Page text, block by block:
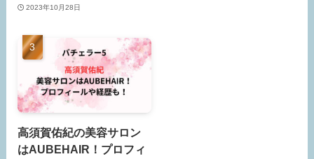
2023年10月28日
高須賀佑紀の美容サロン
はAUBEHAIR！プロフィ